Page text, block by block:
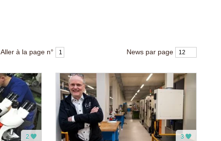
Aller à la page n° News par page
2 3